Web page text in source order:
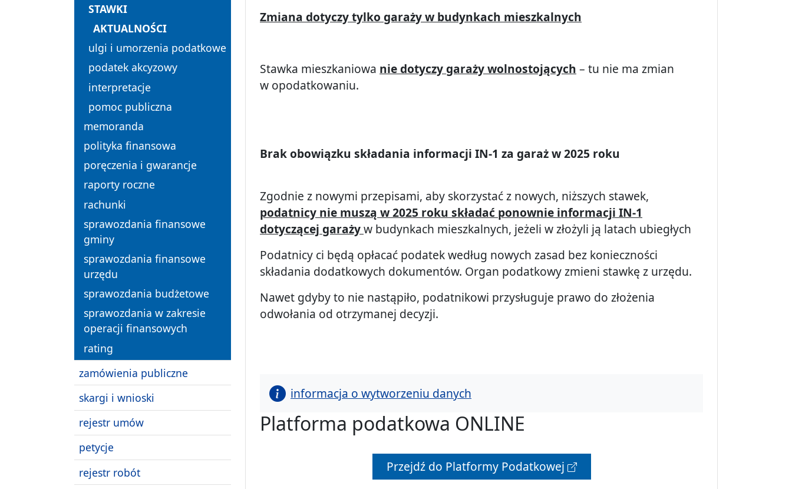
STAWKI
AKTUALNOŚCI
ulgi i umorzenia podatkowe
podatek akcyzowy
interpretacje
pomoc publiczna
memoranda
polityka finansowa
poręczenia i gwarancje
raporty roczne
rachunki
sprawozdania finansowe
gminy
sprawozdania finansowe
urzędu
sprawozdania budżetowe
sprawozdania w zakresie
operacji finansowych
rating
zamówienia publiczne
skargi i wnioski
rejestr umów
petycje
rejestr robót
Zmiana dotyczy tylko garaży w budynkach mieszkalnych
Stawka mieszkaniowa nie dotyczy garaży wolnostojących – tu nie ma zmian
w opodatkowaniu.
Brak obowiązku składania informacji IN-1 za garaż w 2025 roku
Zgodnie z nowymi przepisami, aby skorzystać z nowych, niższych stawek,
podatnicy nie muszą w 2025 roku składać ponownie informacji IN-1
dotyczącej garażyw budynkach mieszkalnych, jeżeli w złożyli ją latach ubiegłych
Podatnicy ci będą opłacać podatek według nowych zasad bez konieczności
składania dodatkowych dokumentów. Organ podatkowy zmieni stawkę z urzędu.
Nawet gdyby to nie nastąpiło, podatnikowi przysługuje prawo do złożenia
odwołania od otrzymanej decyzji.
informacja o wytworzeniu danych
Platforma podatkowa ONLINE
Przejdź do Platformy Podatkowej